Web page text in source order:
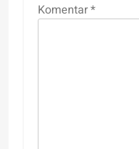
Komentar*